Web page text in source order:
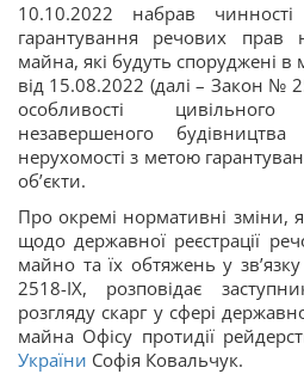
10.10.2022 набрав
гарантування речових прав
майна, які будуть споруджені
від 15.08.2022 (далі – Закон №
особливості
незавершеного
нерухомості з метою
об’єкти.
Про окремі нормативні зміни,
щодо державної реєстрації
майно та їх обтяжень у
2518-ІХ, розповідає
розгляду скарг у сфері
майна Офісу протидії
України Софія Ковальчук.